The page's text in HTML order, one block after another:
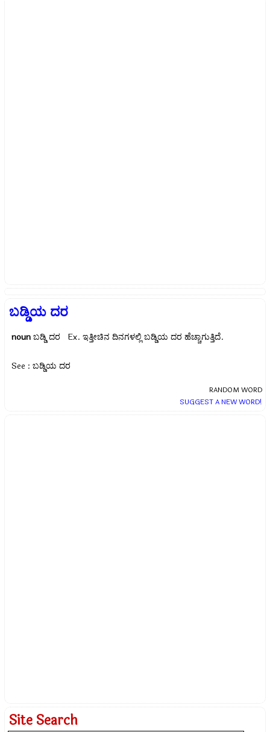
ಬಡ್ಡಿಯ ದರ
noun ಬಡ್ಡಿ ದರ Ex.ಇತ್ತೀಚಿನ ದಿನಗಳಲ್ಲಿ ಬಡ್ಡಿಯ ದರ ಹೆಚ್ಚಾಗುತ್ತಿದೆ.
See : ಬಡ್ಡಿಯ ದರ
RANDOM WORD
SUGGEST A NEW WORD!
Site Search